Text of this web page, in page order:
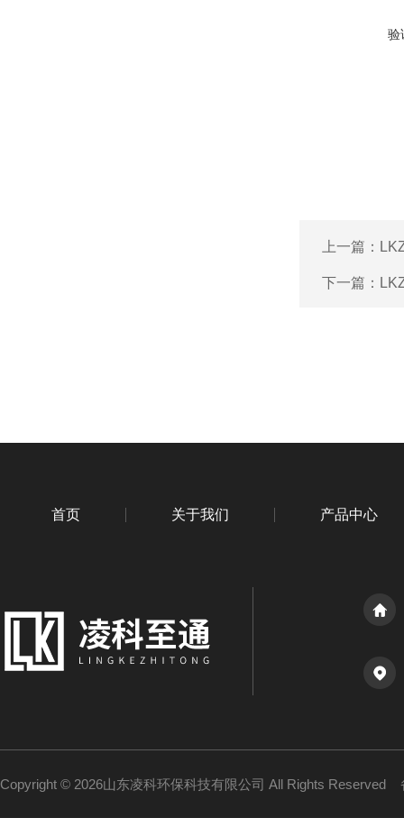
验
上一篇：
下一篇：
首页 关于我们 产品中心
Copyright © 2026山东凌科环保科技有限公司 All Rights Reserved